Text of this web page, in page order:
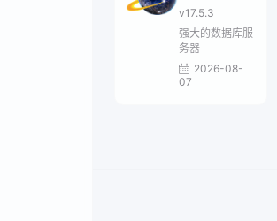
v17.5.3
强大的数据库服
务器
2026-08-
07